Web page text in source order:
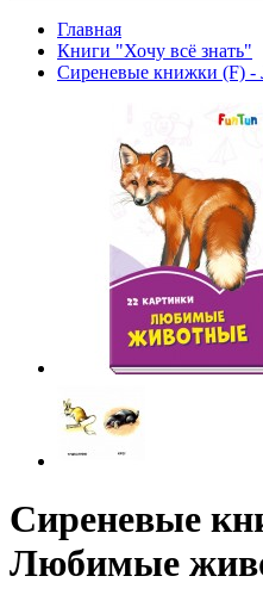
Главная
Книги "Хочу всё знать"
Сиреневые книжки (F)
Сиреневые
Любимые